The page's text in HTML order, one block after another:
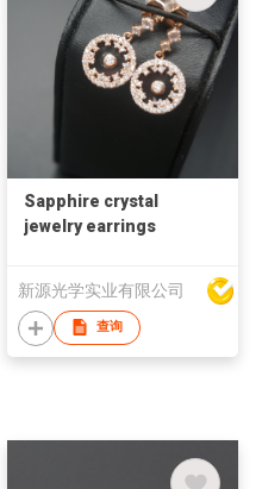
Sapphire crystal
jewelry earrings
新源光学实业有限公司
查询